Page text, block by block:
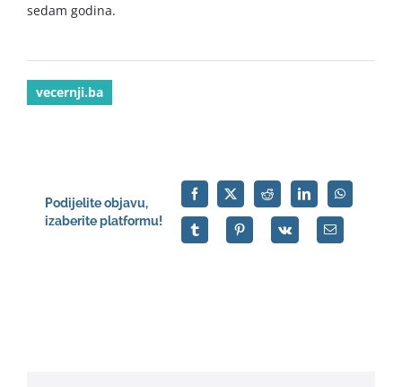
sedam godina.
vecernji.ba
Podijelite objavu,
izaberite platformu!